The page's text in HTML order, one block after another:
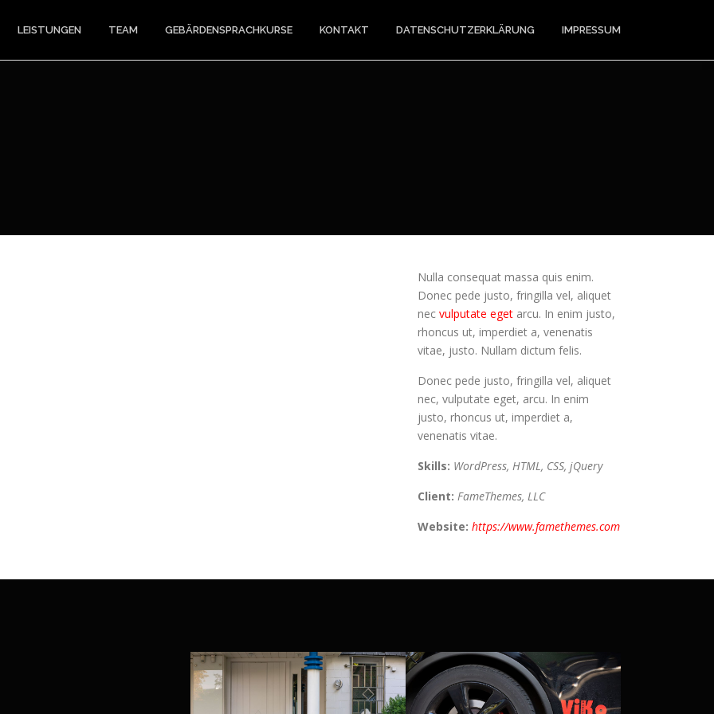
LEISTUNGEN TEAM GEBÄRDENSPRACHKURSE KONTAKT DATENSCHUTZERKLÄRUNG IMPRESSUM
Nulla consequat massa quis enim.
Donec pede justo, fringilla vel, aliquet
nec vulputate eget arcu. In enim justo,
rhoncus ut, imperdiet a, venenatis
vitae, justo. Nullam dictum felis.
Donec pede justo, fringilla vel, aliquet
nec, vulputate eget, arcu. In enim
justo, rhoncus ut, imperdiet a,
venenatis vitae.
Skills: WordPress, HTML, CSS, jQuery
Client: FameThemes, LLC
Website: https://www.famethemes.com